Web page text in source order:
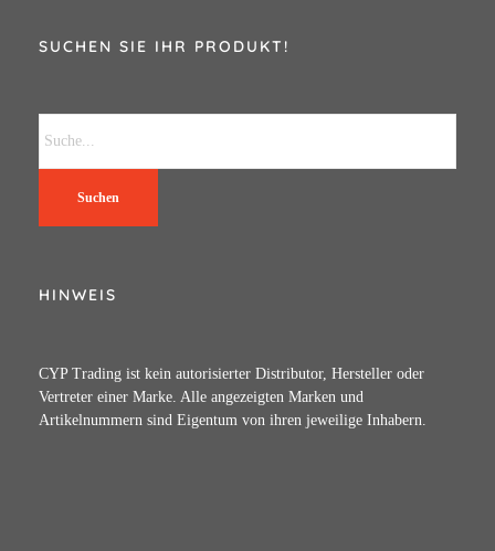
SUCHEN SIE IHR PRODUKT!
Suchen
HINWEIS
CYP Trading ist kein autorisierter Distributor, Hersteller oder
Vertreter einer Marke. Alle angezeigten Marken und
Artikelnummern sind Eigentum von ihren jeweilige Inhabern.